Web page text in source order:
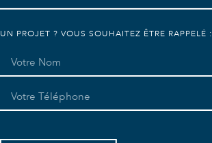
UN PROJET ? VOUS SOUHAITEZ ÊTRE RAPPELÉ :